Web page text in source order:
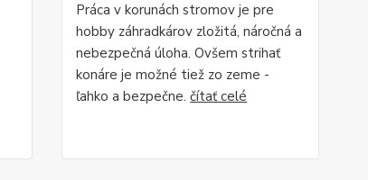
Práca v korunách stromov je pre
hobby záhradkárov zložitá, náročná a
nebezpečná úloha. Ovšem strihať
konáre je možné tiež zo zeme -
ľahko a bezpečne.čítať celé